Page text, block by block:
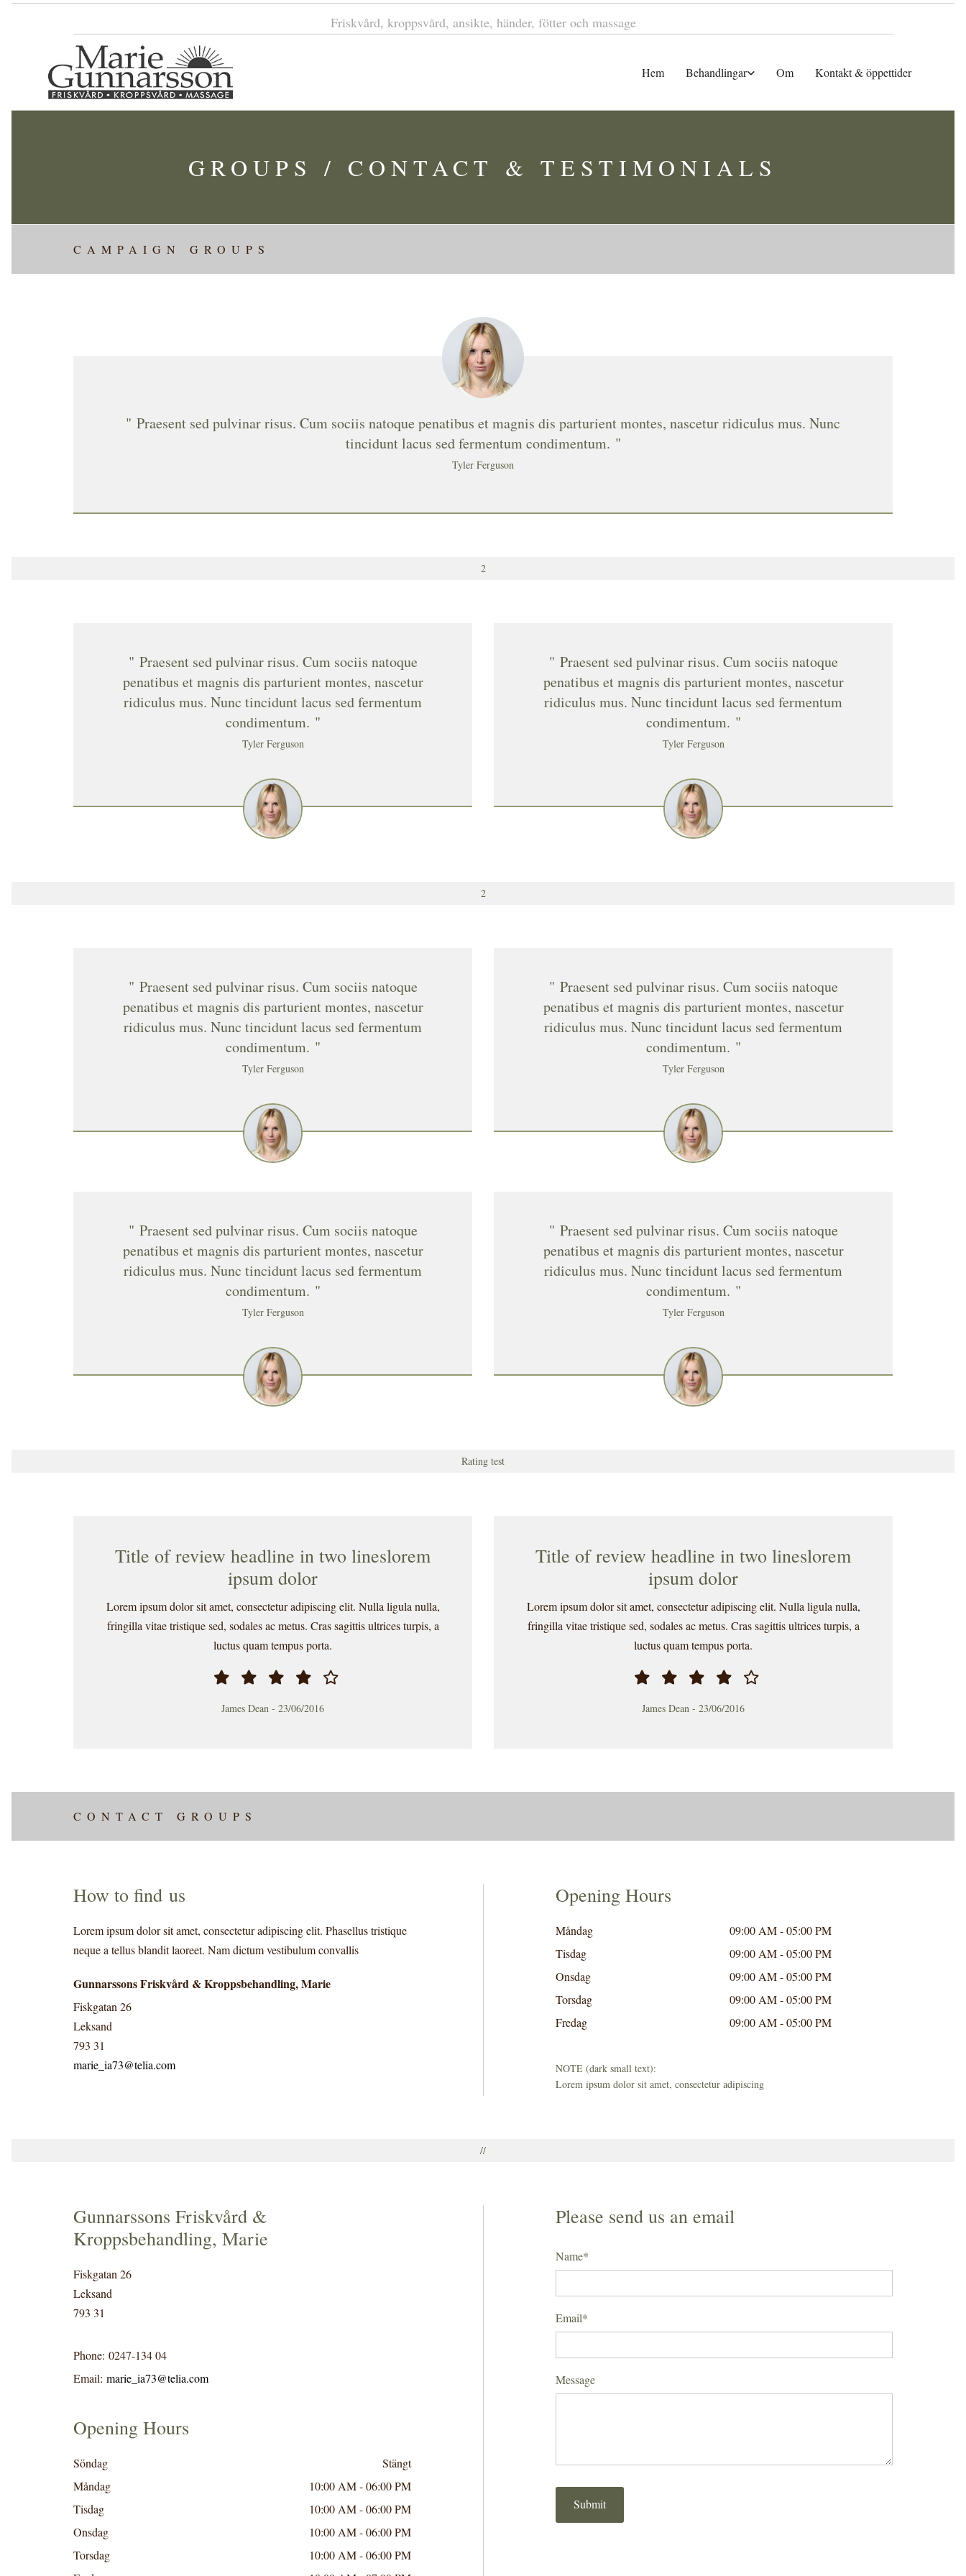
Friskvård, kroppsvård, ansikte, händer, fötter och massage
Hem Behandlingar Om Kontakt & öppettider
GROUPS / CONTACT & TESTIMONIALS
CAMPAIGN GROUPS
" Praesent sed pulvinar risus. Cum sociis natoque penatibus et magnis dis parturient montes, nascetur ridiculus mus. Nunc
tincidunt lacus sed fermentum condimentum. "
Tyler Ferguson
2
" Praesent sed pulvinar risus. Cum sociis natoque
penatibus et magnis dis parturient montes, nascetur
ridiculus mus. Nunc tincidunt lacus sed fermentum
condimentum. "
Tyler Ferguson
" Praesent sed pulvinar risus. Cum sociis natoque
penatibus et magnis dis parturient montes, nascetur
ridiculus mus. Nunc tincidunt lacus sed fermentum
condimentum. "
Tyler Ferguson
2
" Praesent sed pulvinar risus. Cum sociis natoque
penatibus et magnis dis parturient montes, nascetur
ridiculus mus. Nunc tincidunt lacus sed fermentum
condimentum. "
Tyler Ferguson
" Praesent sed pulvinar risus. Cum sociis natoque
penatibus et magnis dis parturient montes, nascetur
ridiculus mus. Nunc tincidunt lacus sed fermentum
condimentum. "
Tyler Ferguson
" Praesent sed pulvinar risus. Cum sociis natoque
penatibus et magnis dis parturient montes, nascetur
ridiculus mus. Nunc tincidunt lacus sed fermentum
condimentum. "
Tyler Ferguson
" Praesent sed pulvinar risus. Cum sociis natoque
penatibus et magnis dis parturient montes, nascetur
ridiculus mus. Nunc tincidunt lacus sed fermentum
condimentum. "
Tyler Ferguson
Rating test
Title of review headline in two lineslorem
ipsum dolor
Lorem ipsum dolor sit amet, consectetur adipiscing elit. Nulla ligula nulla,
fringilla vitae tristique sed, sodales ac metus. Cras sagittis ultrices turpis, a
luctus quam tempus porta.
James Dean - 23/06/2016
Title of review headline in two lineslorem
ipsum dolor
Lorem ipsum dolor sit amet, consectetur adipiscing elit. Nulla ligula nulla,
fringilla vitae tristique sed, sodales ac metus. Cras sagittis ultrices turpis, a
luctus quam tempus porta.
James Dean - 23/06/2016
CONTACT GROUPS
How to find us
Lorem ipsum dolor sit amet, consectetur adipiscing elit. Phasellus tristique
neque a tellus blandit laoreet. Nam dictum vestibulum convallis
Gunnarssons Friskvård & Kroppsbehandling, Marie
Fiskgatan 26
Leksand
793 31
marie_ia73@telia.com
Opening Hours
Måndag
09:00 AM - 05:00 PM
Tisdag
09:00 AM - 05:00 PM
Onsdag
09:00 AM - 05:00 PM
Torsdag
09:00 AM - 05:00 PM
Fredag
09:00 AM - 05:00 PM
NOTE (dark small text):
Lorem ipsum dolor sit amet, consectetur adipiscing
//
Gunnarssons Friskvård &
Kroppsbehandling, Marie
Fiskgatan 26
Leksand
793 31
Phone: 0247-134 04
Email: marie_ia73@telia.com
Opening Hours
Söndag
Stängt
Måndag
10:00 AM - 06:00 PM
Tisdag
10:00 AM - 06:00 PM
Onsdag
10:00 AM - 06:00 PM
Torsdag
10:00 AM - 06:00 PM
Please send us an email
Name*
Email*
Message